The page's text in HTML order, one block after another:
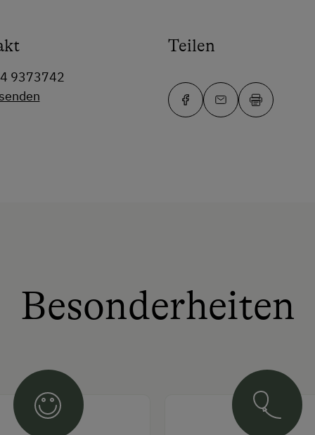
9373742
Teilen
Besonderheiten